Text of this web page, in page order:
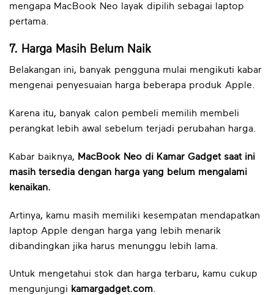
mengapa MacBook Neo layak dipilih sebagai laptop
pertama.
7. Harga Masih Belum Naik
Belakangan ini, banyak pengguna mulai mengikuti kabar
mengenai penyesuaian harga beberapa produk Apple.
Karena itu, banyak calon pembeli memilih membeli
perangkat lebih awal sebelum terjadi perubahan harga.
Kabar baiknya, MacBook Neo di Kamar Gadget saat ini
masih tersedia dengan harga yang belum mengalami
kenaikan.
Artinya, kamu masih memiliki kesempatan mendapatkan
laptop Apple dengan harga yang lebih menarik
dibandingkan jika harus menunggu lebih lama.
Untuk mengetahui stok dan harga terbaru, kamu cukup
mengunjungi kamargadget.com.